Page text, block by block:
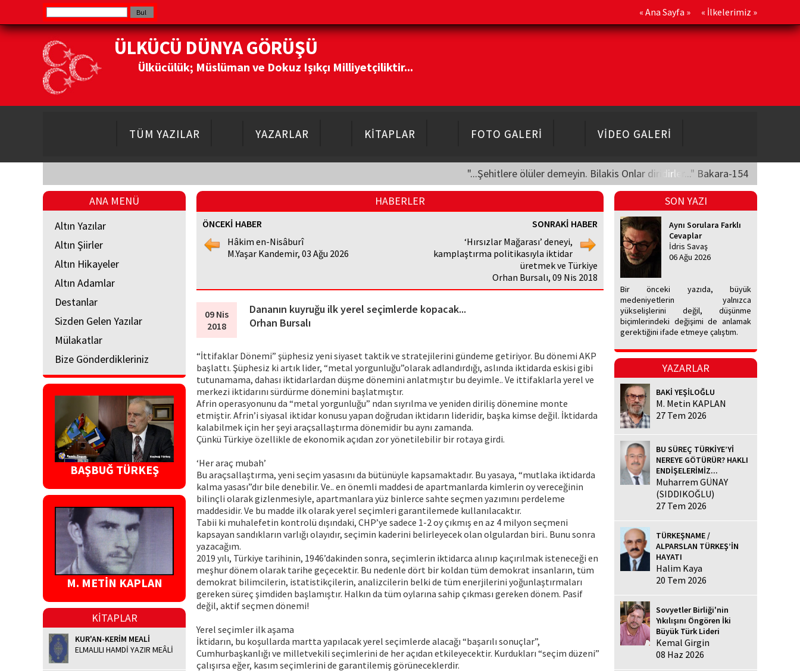
« Ana Sayfa » « İlkelerimiz »
ÜLKÜCÜ DÜNYA GÖRÜŞÜ
Ülkücülük; Müslüman ve Dokuz Işıkçı Milliyetçiliktir...
TÜM YAZILAR YAZARLAR KİTAPLAR FOTO GALERİ VİDEO GALERİ
"...Şehitlere ölüler demeyin. Bilakis Onlar diridirler..." Bakara-154
ANA MENÜ
Altın Yazılar
Altın Şiirler
Altın Hikayeler
Altın Adamlar
Destanlar
Sizden Gelen Yazılar
Mülakatlar
Bize Gönderdikleriniz
BAŞBUĞ TÜRKEŞ
M. METİN KAPLAN
KİTAPLAR
KUR'AN-KERİM MEALİ
ELMALILI HAMDİ YAZIR MEÂLİ
HABERLER
ÖNCEKİ HABER
Hâkim en-Nisâburî
M.Yaşar Kandemir, 03 Ağu 2026
SONRAKİ HABER
‘Hırsızlar Mağarası’ deneyi,
kamplaştırma politikasıyla iktidar
üretmek ve Türkiye
Orhan Bursalı, 09 Nis 2018
09 Nis
2018
Dananın kuyruğu ilk yerel seçimlerde kopacak...
Orhan Bursalı
“İttifaklar Dönemi” şüphesiz yeni siyaset taktik ve stratejilerini gündeme getiriyor. Bu dönemi AKP
başlattı. Şüphesiz ki artık lider, “metal yorgunluğu”olarak adlandırdığı, aslında iktidarda eskisi gibi
tutunamama, dahası iktidarlardan düşme dönemini anlatmıştır bu deyimle.. Ve ittifaklarla yerel ve
merkezi iktidarını sürdürme dönemini başlatmıştır.
Afrin operasyonunu da “metal yorgunluğu” ndan sıyrılma ve yeniden diriliş dönemine monte
etmiştir. Afrin’i siyasal iktidar konusu yapan doğrudan iktidarın lideridir, başka kimse değil. İktidarda
kalabilmek için her şeyi araçsallaştırma dönemidir bu aynı zamanda.
Çünkü Türkiye özellikle de ekonomik açıdan zor yönetilebilir bir rotaya girdi.
‘Her araç mubah’
Bu araçsallaştırma, yeni seçim yasasını da bütünüyle kapsamaktadır. Bu yasaya, “mutlaka iktidarda
kalma yasası”dır bile denebilir. Ve.. en önemli maddesi de apartmanlarda kimlerin oy vereceğinin
bilinçli olarak gizlenmesiyle, apartmanlara yüz binlerce sahte seçmen yazımını perdeleme
maddesidir. Ve bu madde ilk olarak yerel seçimleri garantilemede kullanılacaktır.
Tabii ki muhalefetin kontrolü dışındaki, CHP’ye sadece 1-2 oy çıkmış en az 4 milyon seçmeni
kapsayan sandıkların varlığı olayıdır, seçimin kaderini belirleyecek olan olgulardan biri.. Bunu sonra
yazacağım.
2019 yılı, Türkiye tarihinin, 1946’dakinden sonra, seçimlerin iktidarca alınıp kaçırılmak isteneceği en
meşhur dönem olarak tarihe geçecektir. Bu nedenle dört bir koldan tüm demokrat insanların, tüm
demokrat bilimcilerin, istatistikçilerin, analizcilerin belki de tüm enerjilerini yoğunlaştırmaları
gereken süreç şimdiden başlamıştır. Halkın da tüm oylarına sahip çıkması gereken dönem. Pasif
değil, aktif seçmen dönemi!
Yerel seçimler ilk aşama
İktidarın, bu koşullarda martta yapılacak yerel seçimlerde alacağı “başarılı sonuçlar”,
Cumhurbaşkanlığı ve milletvekili seçimlerini de her açıdan etkileyecektir. Kurdukları “seçim düzeni”
çalışırsa eğer, kasım seçimlerini de garantilemiş görüneceklerdir.
SON YAZI
Aynı Sorulara Farklı
Cevaplar
İdris Savaş
06 Ağu 2026
Bir önceki yazıda, büyük
medeniyetlerin yalnızca
yükselişlerini değil, düşünme
biçimlerindeki değişimi de anlamak
gerektiğini ifade etmeye çalıştım.
YAZARLAR
BAKİ YEŞİLOĞLU
M. Metin KAPLAN
27 Tem 2026
BU SÜREÇ TÜRKİYE’Yİ
NEREYE GÖTÜRÜR? HAKLI
ENDİŞELERİMİZ...
Muharrem GÜNAY
(SIDDIKOĞLU)
27 Tem 2026
TÜRKEŞNAME /
ALPARSLAN TÜRKEŞ’İN
HAYATI
Halim Kaya
20 Tem 2026
Sovyetler Birliği'nin
Yıkılışını Öngören İki
Büyük Türk Lideri
Kemal Girgin
08 Haz 2026